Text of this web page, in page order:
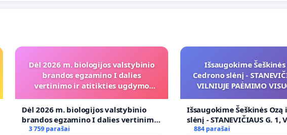
Dėl 2026 m. biologijos valstybinio
brandos egzamino I dalies
vertinimo ir atitikties ugdymo
Dėl 2026 m. biologijos valstybinio
brandos egzamino I dalies vertinimo
ir atitikties ugdymo programai
3 759 parašai
Išsaugokime
Cedrono slėnį -
VILNIUJE PAĖMIMO
PRITAIKYMO VIEŠAJAI
FUNKCIJAI
Išsaugokime Šeškinės Ozą
slėnį - STANEVIČIAUS G. 1,
PAĖMIMO VISUOMENĖS
884 parašai